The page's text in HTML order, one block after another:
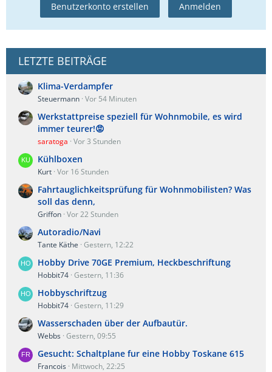
Benutzerkonto erstellen Anmelden
LETZTE BEITRÄGE
Klima-Verdampfer
Steuermann Vor 54 Minuten
Werkstattpreise speziell für Wohnmobile, es wird
immer teurer!😡
saratoga Vor 3 Stunden
Kühlboxen
Kurt Vor 16 Stunden
Fahrtauglichkeitsprüfung für Wohnmobilisten? Was
soll das denn,
Griffon Vor 22 Stunden
Autoradio/Navi
Tante Käthe Gestern, 12:22
Hobby Drive 70GE Premium, Heckbeschriftung
Hobbit74 Gestern, 11:36
Hobbyschriftzug
Hobbit74 Gestern, 11:29
Wasserschaden über der Aufbautür.
Webbs Gestern, 09:55
Gesucht: Schaltplane fur eine Hobby Toskane 615
Francois Mittwoch, 22:25